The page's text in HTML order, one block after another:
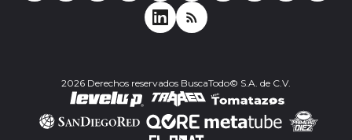
2026 Derechos reservados BuscaTodo© S.A. de C.V.